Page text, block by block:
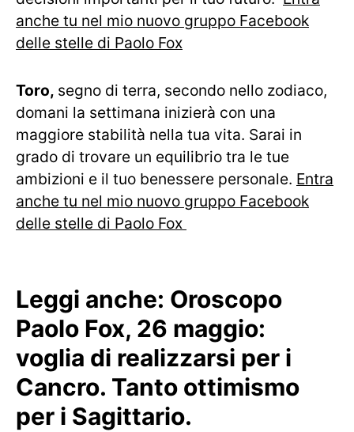
anche tu nel mio nuovo gruppo Facebook
delle stelle di Paolo Fox
Toro, segno di terra, secondo nello zodiaco,
domani la settimana inizierà con una
maggiore stabilità nella tua vita. Sarai in
grado di trovare un equilibrio tra le tue
ambizioni e il tuo benessere personale. Entra
anche tu nel mio nuovo gruppo Facebook
delle stelle di Paolo Fox
Leggi anche: Oroscopo
Paolo Fox, 26 maggio:
voglia di realizzarsi per i
Cancro. Tanto ottimismo
per i Sagittario.